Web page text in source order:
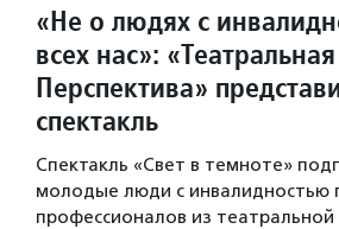
«Не о людях с
всех нас»: «Театральная
Перспектива»
спектакль
Спектакль «Свет в темноте»
молодые люди с инвалидностью
профессионалов из